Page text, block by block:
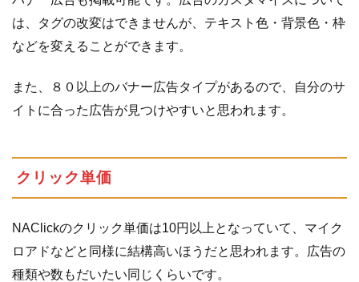
は、タグの改変はできませんが、テキスト色・背景色・枠
などを変えることができます。
また、８０以上のバナー広告タイプがあるので、自分のサ
イトに合った広告が見つけやすいと思われます。
クリック単価
NAClickのクリック単価は10円以上となっていて、マイク
ロアドなどと同様に結構高いほうだと思われます。広告の
種類や数もだいたい同じくらいです。